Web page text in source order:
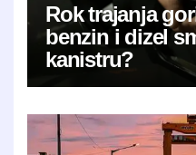
Rok trajanja
benzin i dizel
kanistru?